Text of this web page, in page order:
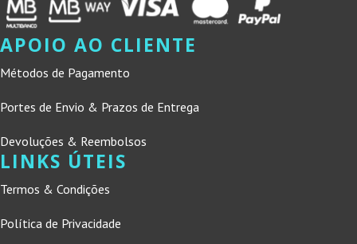
APOIO AO CLIENTE
Métodos de Pagamento
Portes de Envio & Prazos de Entrega
Devoluções & Reembolsos
LINKS ÚTEIS
Termos & Condições
Política de Privacidade